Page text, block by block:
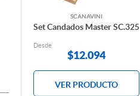
SCANAVINI
Set Candados Master SC.325
Desde
$12.094
VER PRODUCTO